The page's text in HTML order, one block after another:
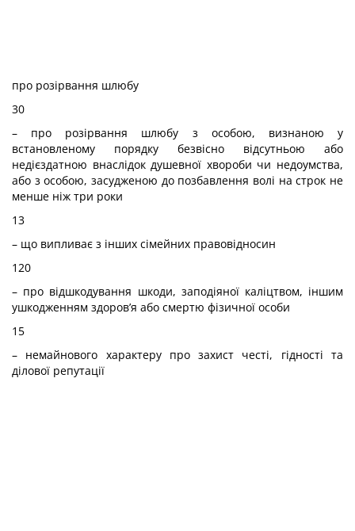
про розірвання шлюбу
30
– про розірвання шлюбу з особою, визнаною у
встановленому порядку безвісно відсутньою або
недієздатною внаслідок душевної хвороби чи недоумства,
або з особою, засудженою до позбавлення волі на строк не
менше ніж три роки
13
– що випливає з інших сімейних правовідносин
120
– про відшкодування шкоди, заподіяної каліцтвом, іншим
ушкодженням здоров’я або смертю фізичної особи
15
– немайнового характеру про захист честі, гідності та
ділової репутації